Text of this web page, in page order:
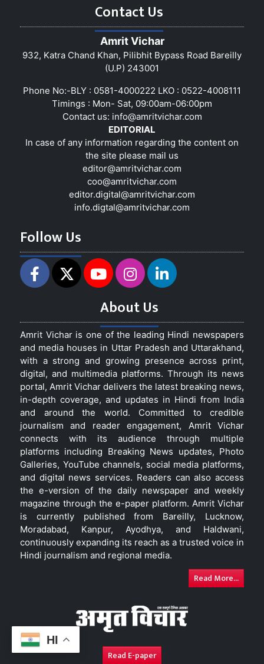
HI
Contact Us
Amrit Vichar
932, Katra Chand Khan, Pilibhit Bypass Road Bareilly
(U.P) 243001
Phone No:-BLY : 0581-4000222 LKO : 0522-4008111
Timings : Mon- Sat, 09:00am-06:00pm
Contact us: info@amritvichar.com
EDITORIAL
In case of any information regarding the content on
the site please mail us
editor@amritvichar.com
coo@amritvichar.com
editor.digital@amritvichar.com
info.digtal@amritvichar.com
Follow Us
About Us
Amrit Vichar is one of the leading Hindi newspapers
and media houses in Uttar Pradesh and Uttarakhand,
with a strong and growing presence across print,
digital, and multimedia platforms. Through its news
portal, Amrit Vichar delivers the latest breaking news,
in-depth coverage, and updates in Hindi from India
and around the world. Committed to credible
journalism and reader engagement, Amrit Vichar
connects with its audience through multiple
platforms including Breaking News updates, Photo
Galleries, YouTube channels, social media platforms,
and digital news services. Readers can also access
the e-version of the daily newspaper and weekly
magazine through the e-paper platform. Amrit Vichar
is currently published from Bareilly, Lucknow,
Moradabad, Kanpur, Ayodhya, and Haldwani,
continuously expanding its reach as a trusted voice in
Hindi journalism and regional media.
Read More...
Read E-paper